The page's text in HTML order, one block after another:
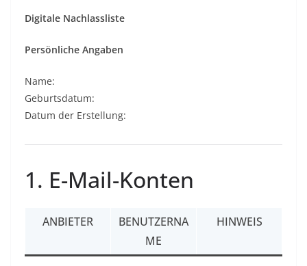
Digitale Nachlassliste
Persönliche Angaben
Name:
Geburtsdatum:
Datum der Erstellung:
1. E-Mail-Konten
ANBIETER
BENUTZERNA
ME
HINWEIS